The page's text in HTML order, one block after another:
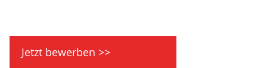
Jetzt bewerben >>